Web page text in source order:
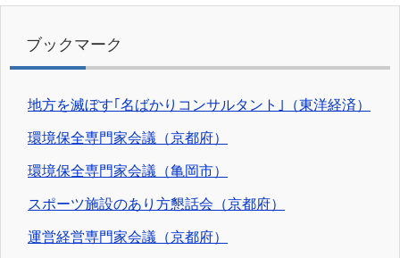
ブックマーク
地方を滅ぼす｢名ばかりコンサルタント｣（東洋経済）
環境保全専門家会議（京都府）
環境保全専門家会議（亀岡市）
スポーツ施設のあり方懇話会（京都府）
運営経営専門家会議（京都府）